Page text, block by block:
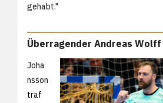
gehabt."
Überragender Andreas Wolff
Joha
nsson
traf